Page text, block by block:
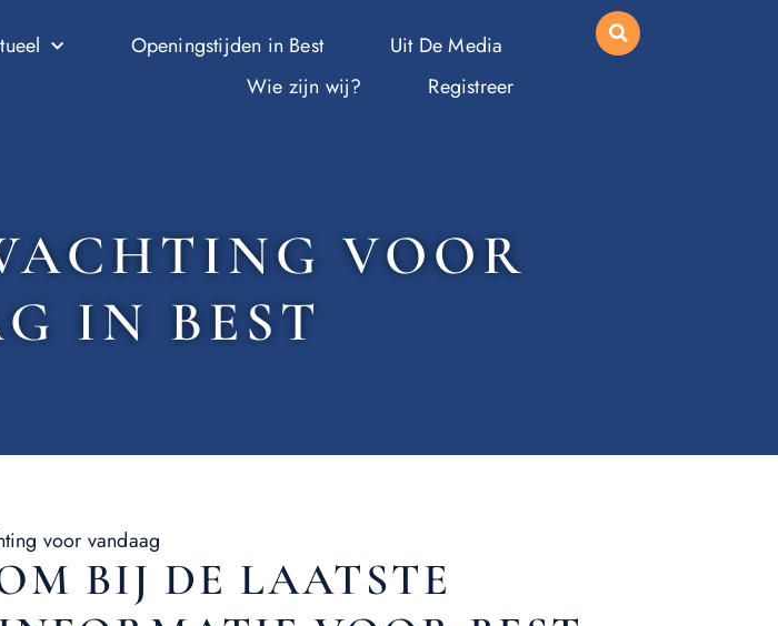
Openingstijden in Best
Uit De Media
Wie zijn wij?
Registreer
VOOR
IN BEST
voor vandaag
BIJ DE LAATSTE